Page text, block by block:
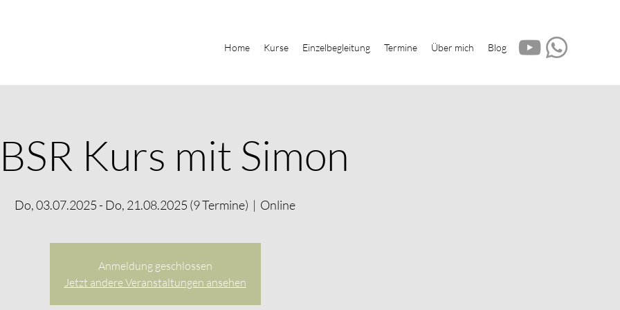
Home Kurse Einzelbegleitung Termine Über mich Blog
Kurs mit Simon
Do, 03.07.2025 - Do, 21.08.2025 (9 Termine)
  |
Online
Anmeldung geschlossen
Jetzt andere Veranstaltungen ansehen